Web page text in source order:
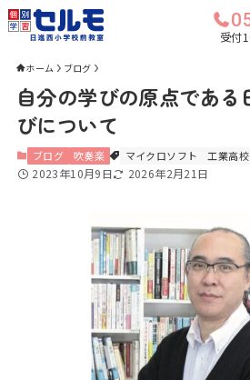
受付
ホーム ブログ
自分の学びの原点である
びについて
ブログ 吹奏楽 マイクロソフト 工業高校
2023年10月9日 2026年2月21日